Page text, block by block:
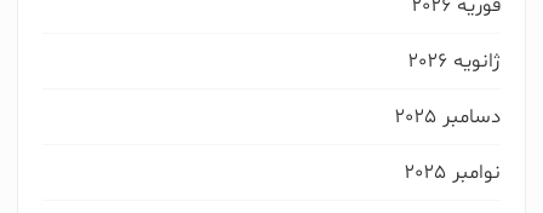
فوریه 2026
ژانویه 2026
دسامبر 2025
نوامبر 2025